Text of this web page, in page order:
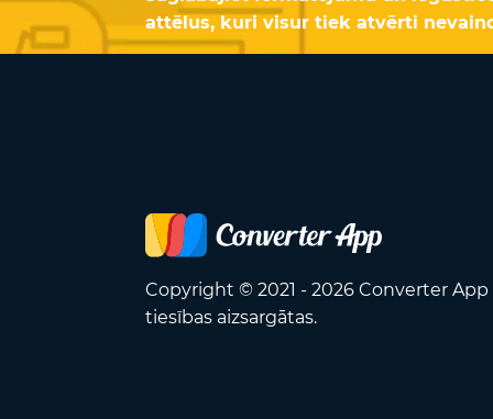
attēlus, kuri visur tiek atvērti
Copyright © 2021 - 2026 Converter App
tiesības aizsargātas.